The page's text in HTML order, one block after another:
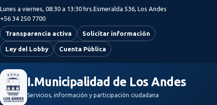
Saltar al contenido principal
Lunes a viernes, 08:30 a 13:30 hrs.Esmeralda 536, Los Andes
+56 34 250 7700
Transparencia activa Solicitar información
Ley del Lobby Cuenta Pública
I.Municipalidad de Los Andes
Servicios, información y participación ciudadana